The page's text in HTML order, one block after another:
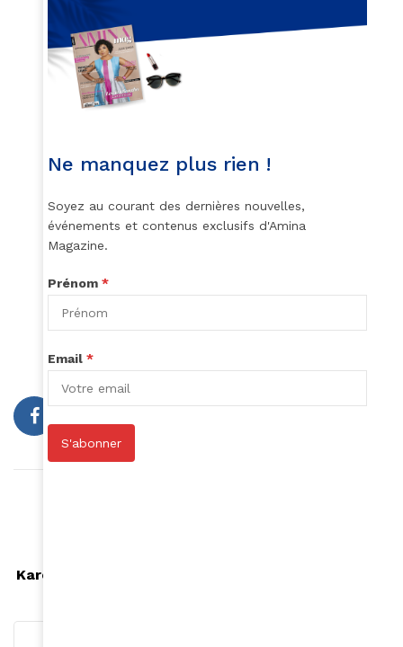
Melvin Van Peebles - repost photo : Bill Cosby / facebook
Kareen Guiock, passionnée d'actu... et de musique
Ne manquez plus rien !
Soyez au courant des dernières nouvelles,
événements et contenus exclusifs d'Amina
Magazine.
Prénom *
Email *
S'abonner